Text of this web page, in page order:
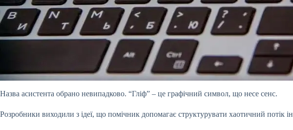
Назва асистента обрано невипадково. “Гліф” – це графічний символ, що несе сенс.
Розробники виходили з ідеї, що помічник допомагає структурувати хаотичний потік